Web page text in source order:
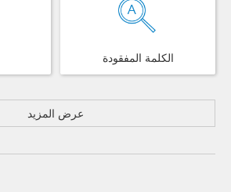
الكلمة المفقودة
عرض المزيد